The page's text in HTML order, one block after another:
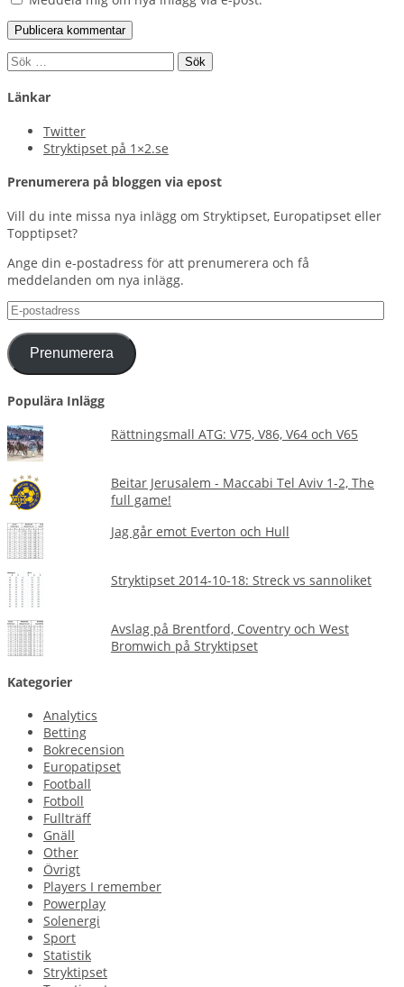
Sök
Länkar
Twitter
Stryktipset på 1×2.se
Prenumerera på bloggen via epost
Vill du inte missa nya inlägg om Stryktipset, Europatipset eller
Topptipset?
Ange din e-postadress för att prenumerera och få
meddelanden om nya inlägg.
E-
postadress
Prenumerera
Populära Inlägg
Rättningsmall ATG: V75, V86, V64 och V65
Beitar Jerusalem - Maccabi Tel Aviv 1-2, The
full game!
Jag går emot Everton och Hull
Stryktipset 2014-10-18: Streck vs sannoliket
Avslag på Brentford, Coventry och West
Bromwich på Stryktipset
Kategorier
Analytics
Betting
Bokrecension
Europatipset
Football
Fotboll
Fullträff
Gnäll
Other
Övrigt
Players I remember
Powerplay
Solenergi
Sport
Statistik
Stryktipset